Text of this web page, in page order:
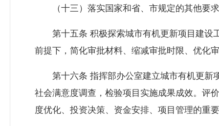
（十三）落实国家和省、市规定的其他要
第十五条 积极探索城市有机更新项目建设
前提下，简化审批材料、缩减审批时限、优化
第十六条 指挥部办公室建立城市有机更新
社会满意度调查，检验项目实施成果成效。评
度优化、投资决策、资金安排、项目管理的重